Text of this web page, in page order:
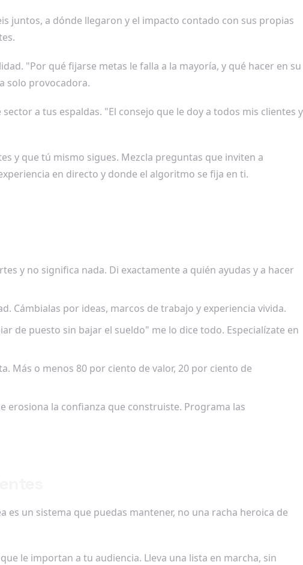
juntos, a dónde llegaron y el impacto contado con sus propias
"Por qué fijarse metas le falla a la mayoría, y qué hacer en su
solo provocadora.
a tus espaldas. "El consejo que le doy a todos mis clientes y
y que tú mismo sigues. Mezcla preguntas que inviten a
en directo y donde el algoritmo se fija en ti.
y no significa nada. Di exactamente a quién ayudas y a hacer
Cámbialas por ideas, marcos de trabajo y experiencia vivida.
de puesto sin bajar el sueldo" me lo dice todo. Especialízate en
Más o menos 80 por ciento de valor, 20 por ciento de
erosiona la confianza que construiste. Programa las
un sistema que puedas mantener, no una racha heroica de
le importan a tu audiencia. Lleva una lista en marcha, sin